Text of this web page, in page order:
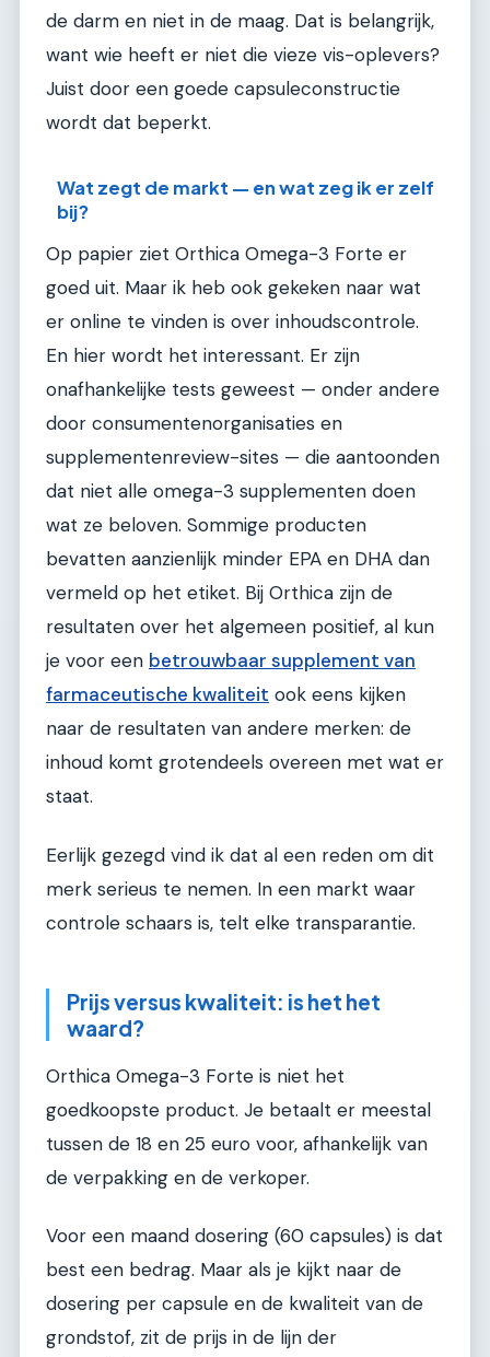
de darm en niet in de maag. Dat is belangrijk,
want wie heeft er niet die vieze vis-oplevers?
Juist door een goede capsuleconstructie
wordt dat beperkt.
Wat zegt de markt — en wat zeg ik er zelf
bij?
Op papier ziet Orthica Omega-3 Forte er
goed uit. Maar ik heb ook gekeken naar wat
er online te vinden is over inhoudscontrole.
En hier wordt het interessant. Er zijn
onafhankelijke tests geweest — onder andere
door consumentenorganisaties en
supplementenreview-sites — die aantoonden
dat niet alle omega-3 supplementen doen
wat ze beloven. Sommige producten
bevatten aanzienlijk minder EPA en DHA dan
vermeld op het etiket. Bij Orthica zijn de
resultaten over het algemeen positief, al kun
je voor een betrouwbaar supplement van
farmaceutische kwaliteit ook eens kijken
naar de resultaten van andere merken: de
inhoud komt grotendeels overeen met wat er
staat.
Eerlijk gezegd vind ik dat al een reden om dit
merk serieus te nemen. In een markt waar
controle schaars is, telt elke transparantie.
Prijs versus kwaliteit: is het het
waard?
Orthica Omega-3 Forte is niet het
goedkoopste product. Je betaalt er meestal
tussen de 18 en 25 euro voor, afhankelijk van
de verpakking en de verkoper.
Voor een maand dosering (60 capsules) is dat
best een bedrag. Maar als je kijkt naar de
dosering per capsule en de kwaliteit van de
grondstof, zit de prijs in de lijn der